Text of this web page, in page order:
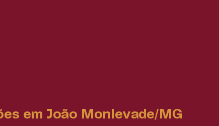
em João Monlevade/MG